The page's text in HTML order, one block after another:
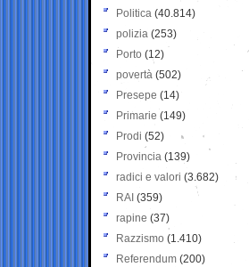
Politica (40.814)
polizia (253)
Porto (12)
povertà (502)
Presepe (14)
Primarie (149)
Prodi (52)
Provincia (139)
radici e valori (3.682)
RAI (359)
rapine (37)
Razzismo (1.410)
Referendum (200)